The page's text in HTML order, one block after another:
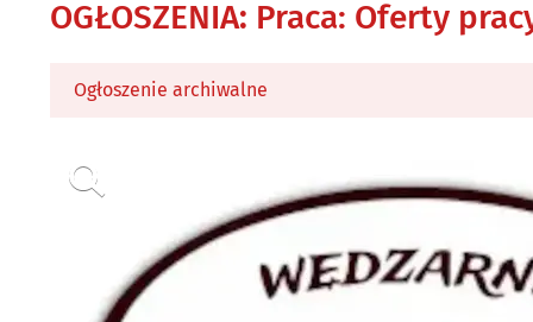
OGŁOSZENIA: Praca: Oferty
Ogłoszenie archiwalne